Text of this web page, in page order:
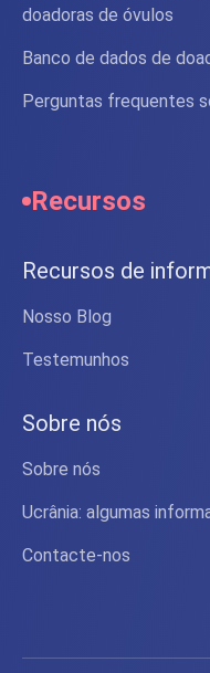
doadoras de óvulos
Banco de dados de
Perguntas frequentes
Recursos
Recursos de
Nosso Blog
Testemunhos
Sobre nós
Sobre nós
Ucrânia: algumas
Contacte-nos